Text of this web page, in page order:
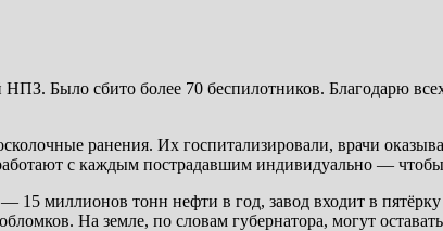
Было сбито более 70 беспилотников. Благодарю
ранения. Их госпитализировали, врачи
с каждым пострадавшим индивидуально —
миллионов тонн нефти в год, завод входит в пятёрку
На земле, по словам губернатора, могут